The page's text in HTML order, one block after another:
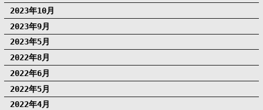
2023年10月
2023年9月
2023年5月
2022年8月
2022年6月
2022年5月
2022年4月